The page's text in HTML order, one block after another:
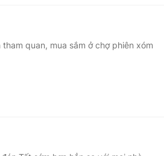
quan, mua sắm ở chợ phiên xóm